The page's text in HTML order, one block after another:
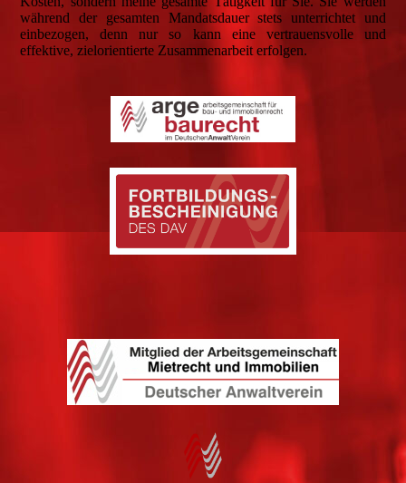
während der gesamten Mandatsdauer stets unterrichtet und
einbezogen, denn nur so kann eine vertrauensvolle und
effektive, zielorientierte Zusammenarbeit erfolgen.